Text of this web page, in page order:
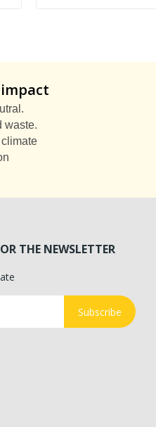
waste.
THE NEWSLETTER
Subscribe